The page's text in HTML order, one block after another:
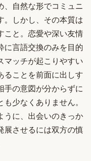
、自然な形でコミュニ
。しかし、その本質は
こと。恋愛や深い友情
に言語交換のみを目的
マッチが起こりやすい
ることを前面に出しす
手の意図が分からずに
少なくありません。
うに、出会いのきっか
展させるには双方の慎